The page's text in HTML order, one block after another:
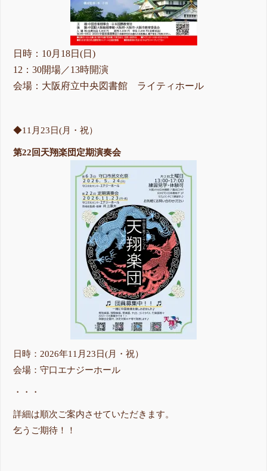
日時：10月18日(日)
12：30開場／13時開演
会場：大阪府立中央図書館 ライティホール
◆11月23日(月・祝）
第22回天翔楽団定期演奏会
日時：2026年11月23日(月・祝）
会場：守口エナジーホール
・・・
詳細は順次ご案内させていただきます。
乞うご期待！！